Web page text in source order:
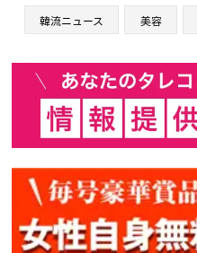
韓流ニュース 美容